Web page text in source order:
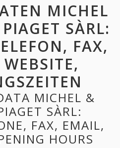
MICHEL
SÀRL:
FAX,
MICHEL &
SÀRL:
FAX, EMAIL,
HOURS